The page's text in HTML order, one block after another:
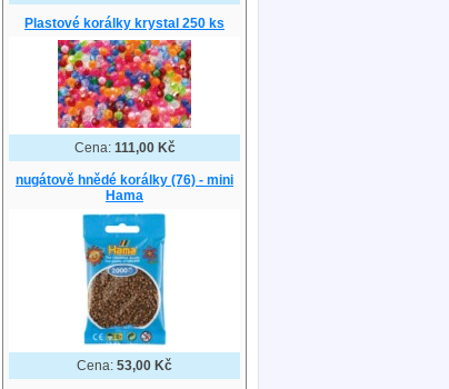
Plastové korálky krystal 250 ks
Cena: 111,00 Kč
nugátově hnědé korálky (76) - mini
Hama
Cena: 53,00 Kč